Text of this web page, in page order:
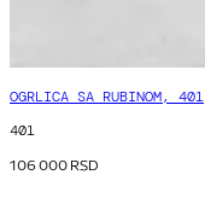
OGRLICA SA RUBINOM, 401
401
106 000RSD